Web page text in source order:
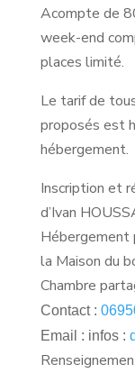
Acompte de
week-end
places limité.
Le tarif de
proposés est
hébergement.
Inscription et
d’Ivan
Hébergement
la Maison du
Chambre
Contact :
Email : infos :